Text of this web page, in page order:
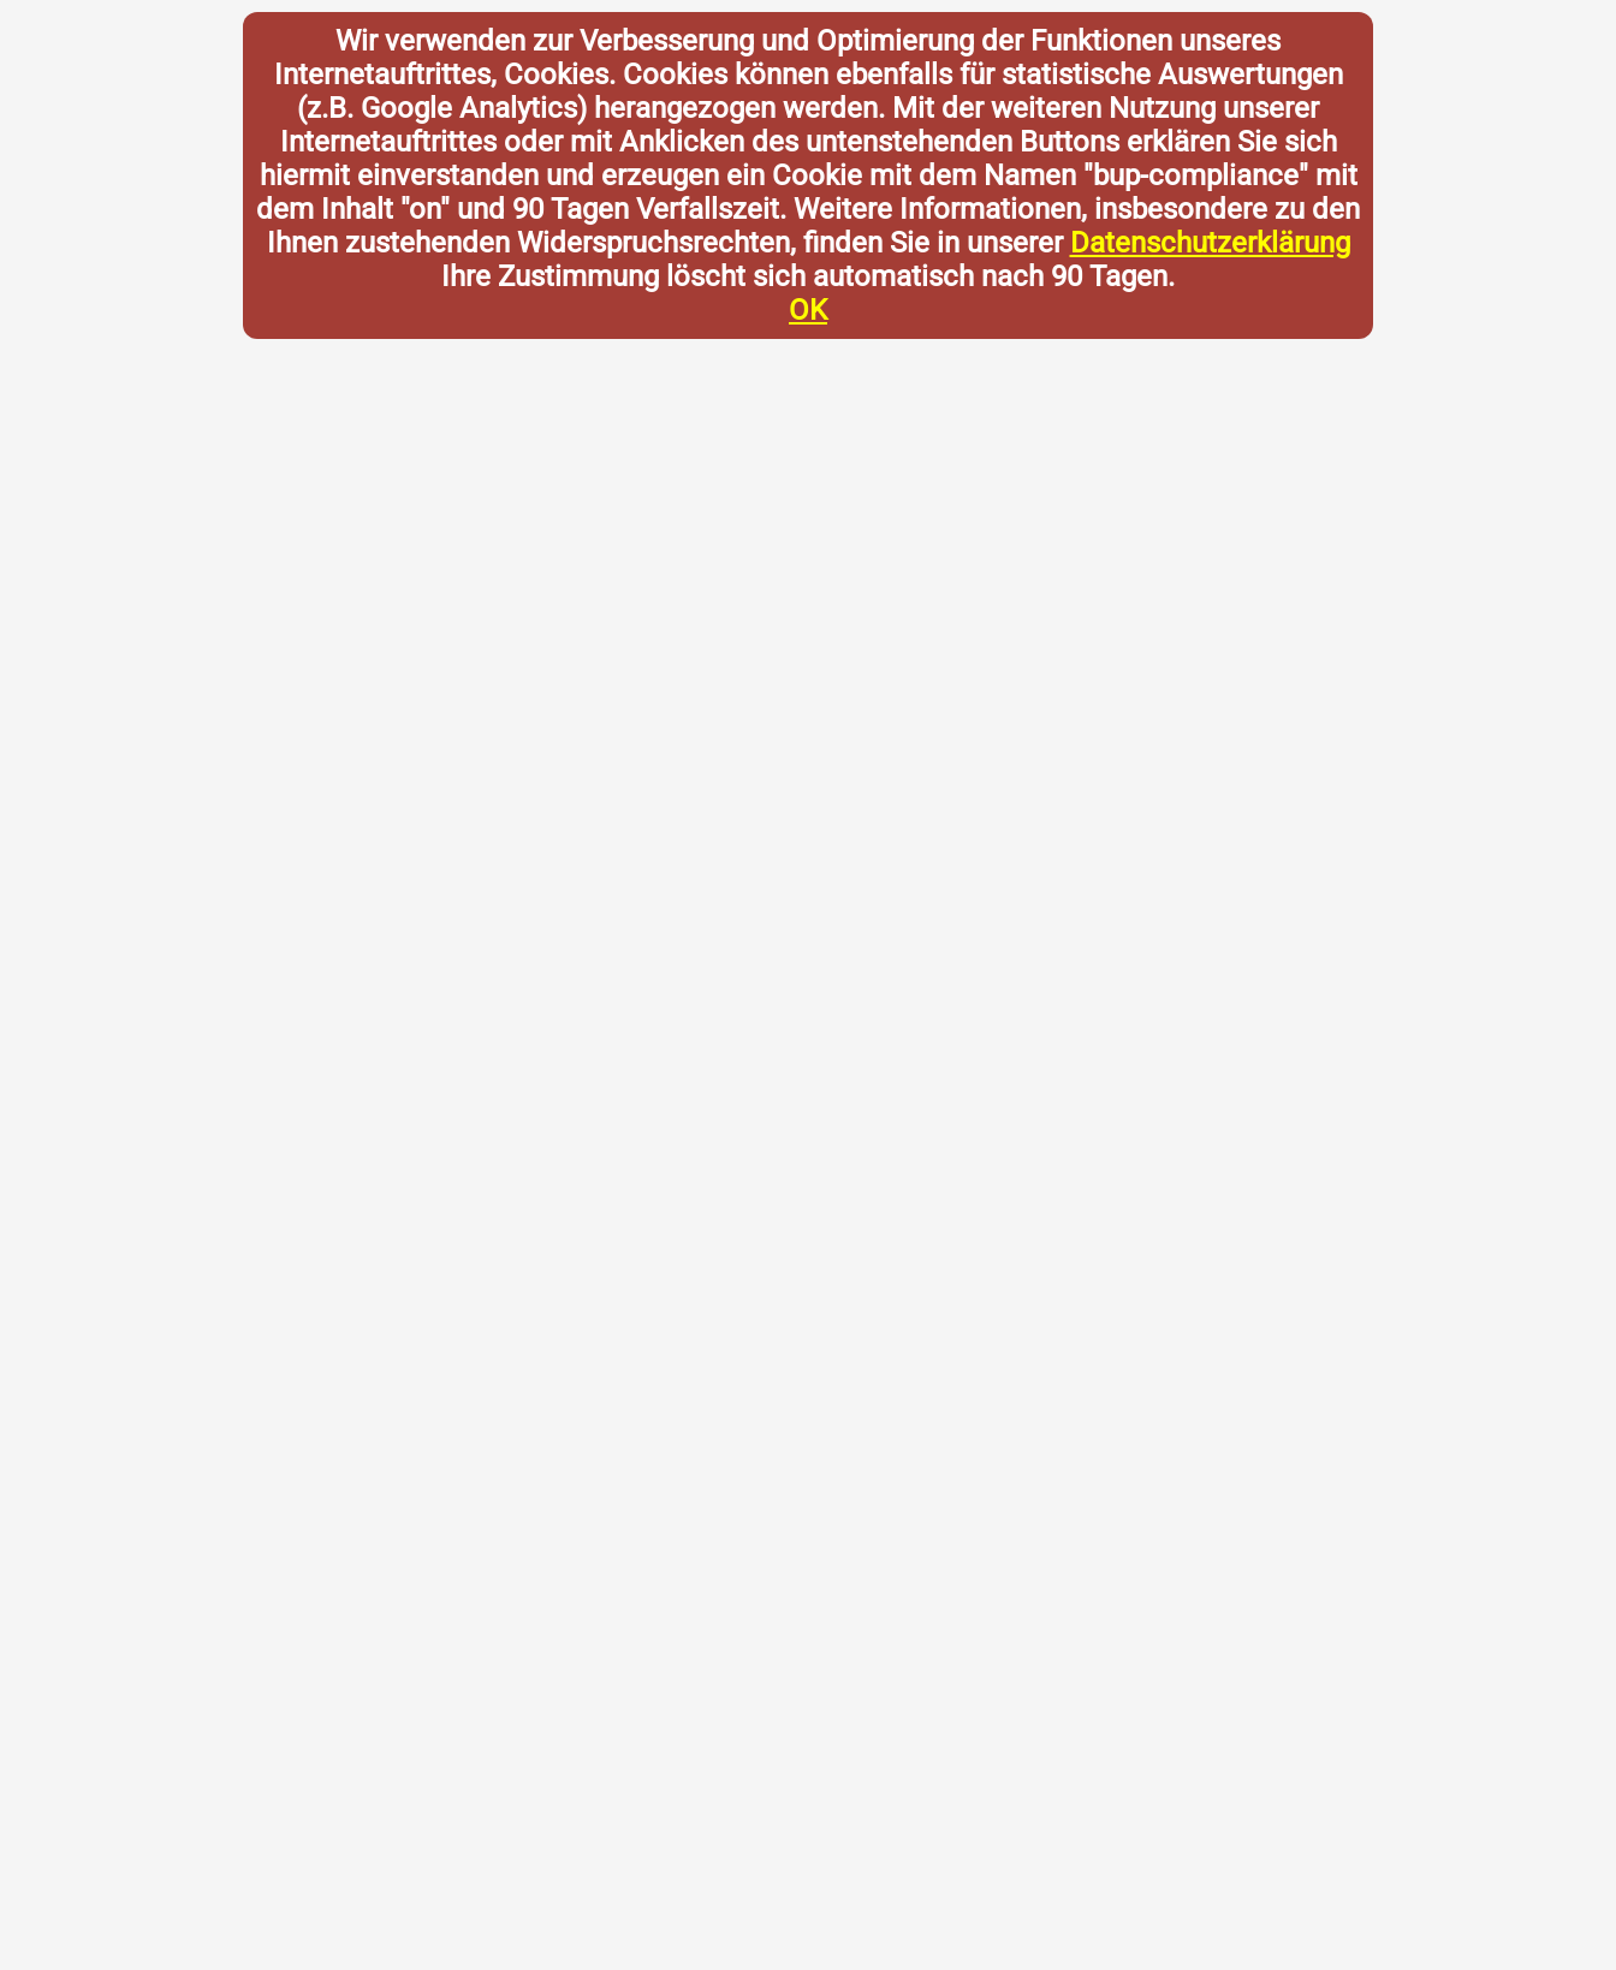
Wir verwenden zur Verbesserung und Optimierung der Funktionen unseres
Internetauftrittes, Cookies. Cookies können ebenfalls für statistische Auswertungen
(z.B. Google Analytics) herangezogen werden. Mit der weiteren Nutzung unserer
Internetauftrittes oder mit Anklicken des untenstehenden Buttons erklären Sie sich
hiermit einverstanden und erzeugen ein Cookie mit dem Namen "bup-compliance" mit
dem Inhalt "on" und 90 Tagen Verfallszeit. Weitere Informationen, insbesondere zu den
Ihnen zustehenden Widerspruchsrechten, finden Sie in unserer Datenschutzerklärung
Ihre Zustimmung löscht sich automatisch nach 90 Tagen.
OK